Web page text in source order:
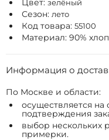
Цвет: зелёный
Сезон: лето
Код товара: 55100
Материал: 90%
Информация о
По Москве и области:
осуществляется
подтверждения
выбор нескольких
примерки.